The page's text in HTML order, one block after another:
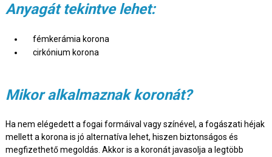
Anyagát tekintve lehet:
fémkerámia korona
cirkónium korona
Mikor alkalmaznak koronát?
Ha nem elégedett a fogai formáival vagy színével, a fogászati héjak
mellett a korona is jó alternatíva lehet, hiszen biztonságos és
megfizethető megoldás. Akkor is a koronát javasolja a legtöbb